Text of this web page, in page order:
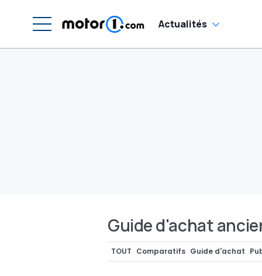
Actualités
Guide d'achat
TOUT Comparatifs Guide d'achat